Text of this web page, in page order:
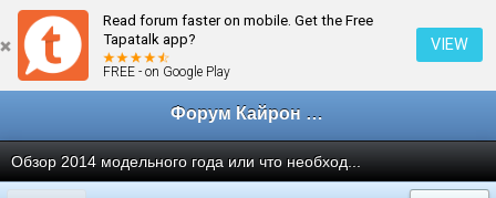
Read forum faster on mobile. Get the Free
Tapatalk app?
FREE - on Google Play
VIEW
Форум Кайрон клана
Обзор 2014 модельного года или что необход...